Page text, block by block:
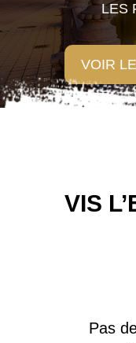
LES
VOIR
VIS
Pas